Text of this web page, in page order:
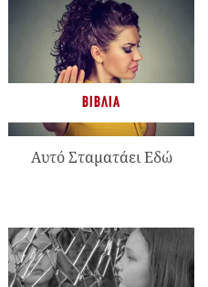
ΒΙΒΛΊΑ
Αυτό Σταματάει Εδώ